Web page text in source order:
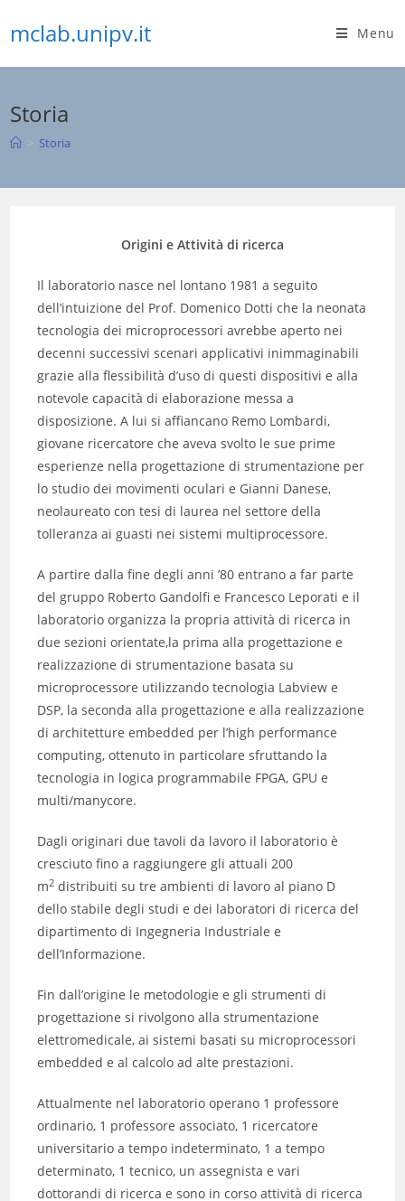
mclab.unipv.it Menu
Storia
> Storia
Origini e Attività di ricerca
Il laboratorio nasce nel lontano 1981 a seguito
dell’intuizione del Prof. Domenico Dotti che la neonata
tecnologia dei microprocessori avrebbe aperto nei
decenni successivi scenari applicativi inimmaginabili
grazie alla flessibilità d’uso di questi dispositivi e alla
notevole capacità di elaborazione messa a
disposizione. A lui si affiancano Remo Lombardi,
giovane ricercatore che aveva svolto le sue prime
esperienze nella progettazione di strumentazione per
lo studio dei movimenti oculari e Gianni Danese,
neolaureato con tesi di laurea nel settore della
tolleranza ai guasti nei sistemi multiprocessore.
A partire dalla fine degli anni ’80 entrano a far parte
del gruppo Roberto Gandolfi e Francesco Leporati e il
laboratorio organizza la propria attività di ricerca in
due sezioni orientate,la prima alla progettazione e
realizzazione di strumentazione basata su
microprocessore utilizzando tecnologia Labview e
DSP, la seconda alla progettazione e alla realizzazione
di architetture embedded per l’high performance
computing, ottenuto in particolare sfruttando la
tecnologia in logica programmabile FPGA, GPU e
multi/manycore.
Dagli originari due tavoli da lavoro il laboratorio è
cresciuto fino a raggiungere gli attuali 200
m2 distribuiti su tre ambienti di lavoro al piano D
dello stabile degli studi e dei laboratori di ricerca del
dipartimento di Ingegneria Industriale e
dell’Informazione.
Fin dall’origine le metodologie e gli strumenti di
progettazione si rivolgono alla strumentazione
elettromedicale, ai sistemi basati su microprocessori
embedded e al calcolo ad alte prestazioni.
Attualmente nel laboratorio operano 1 professore
ordinario, 1 professore associato, 1 ricercatore
universitario a tempo indeterminato, 1 a tempo
determinato, 1 tecnico, un assegnista e vari
dottorandi di ricerca e sono in corso attività di ricerca